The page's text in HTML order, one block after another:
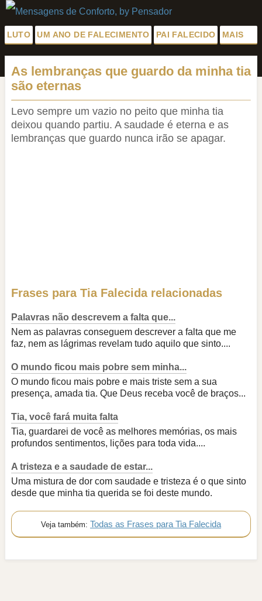
LUTO UM ANO DE FALECIMENTO PAI FALECIDO MAIS
Palavras
Saudades da Mãe
Pêsames para Amiga
Descanse em Paz
Meus Sentimentos
Pêsames para Amigo
As lembranças que guardo da minha tia
são eternas
Levo sempre um vazio no peito que minha tia
deixou quando partiu. A saudade é eterna e as
lembranças que guardo nunca irão se apagar.
Frases para Tia Falecida relacionadas
Palavras não descrevem a falta que...
Nem as palavras conseguem descrever a falta que me
faz, nem as lágrimas revelam tudo aquilo que sinto....
O mundo ficou mais pobre sem minha...
O mundo ficou mais pobre e mais triste sem a sua
presença, amada tia. Que Deus receba você de braços...
Tia, você fará muita falta
Tia, guardarei de você as melhores memórias, os mais
profundos sentimentos, lições para toda vida....
A tristeza e a saudade de estar...
Uma mistura de dor com saudade e tristeza é o que sinto
desde que minha tia querida se foi deste mundo.
Veja também: Todas as Frases para Tia Falecida